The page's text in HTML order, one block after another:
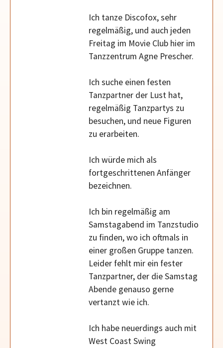
Ich tanze Discofox, sehr
regelmäßig, und auch jeden
Freitag im Movie Club hier im
Tanzzentrum Agne Prescher.
Ich suche einen festen
Tanzpartner der Lust hat,
regelmäßig Tanzpartys zu
besuchen, und neue Figuren
zu erarbeiten.
Ich würde mich als
fortgeschrittenen Anfänger
bezeichnen.
Ich bin regelmäßig am
Samstagabend im Tanzstudio
zu finden, wo ich oftmals in
einer großen Gruppe tanzen.
Leider fehlt mir ein fester
Tanzpartner, der die Samstag
Abende genauso gerne
vertanzt wie ich.
Ich habe neuerdings auch mit
West Coast Swing